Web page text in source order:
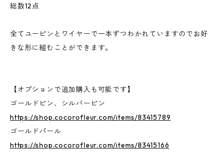
総数12点
全てユーピンとワイヤーで一本ずつわかれていますのでお好
きな形に組むことができます。
【オプションで追加購入も可能です】
ゴールドピン、シルバーピン
https://shop.cocorofleur.com/items/83415789
ゴールドパール
https://shop.cocorofleur.com/items/83415166